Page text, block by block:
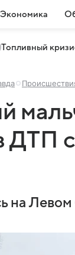
Экономика
Топливный
ДТП
на Левом